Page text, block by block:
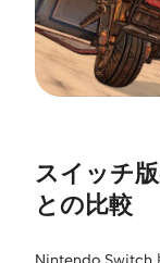
スイッチ
との比較